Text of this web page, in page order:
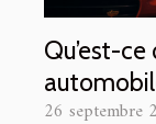
Qu’est-
26 septembre